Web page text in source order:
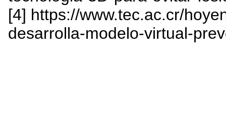
[4] https://www.tec.ac.cr/
desarrolla-modelo-virtual-